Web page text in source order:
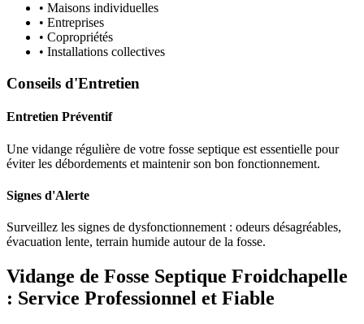
• Maisons individuelles
• Entreprises
• Copropriétés
• Installations collectives
Conseils d'Entretien
Entretien Préventif
Une vidange régulière de votre fosse septique est essentielle pour
éviter les débordements et maintenir son bon fonctionnement.
Signes d'Alerte
Surveillez les signes de dysfonctionnement : odeurs désagréables,
évacuation lente, terrain humide autour de la fosse.
Vidange de Fosse Septique Froidchapelle
: Service Professionnel et Fiable